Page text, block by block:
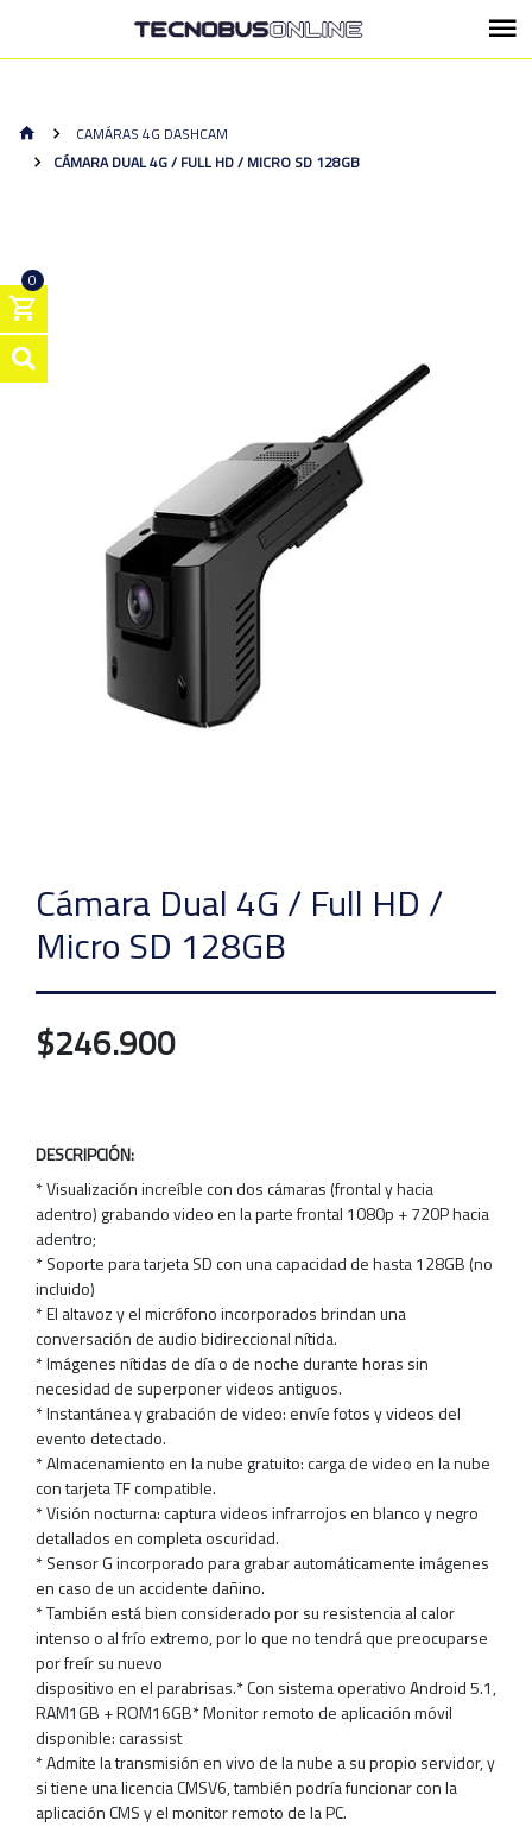
0
CAMÁRAS 4G DASHCAM
CÁMARA DUAL 4G / FULL HD / MICRO SD 128GB
Cámara Dual 4G / Full HD /
Micro SD 128GB
$246.900
DESCRIPCIÓN:
* Visualización increíble con dos cámaras (frontal y hacia
adentro) grabando video en la parte frontal 1080p + 720P hacia
adentro;
* Soporte para tarjeta SD con una capacidad de hasta 128GB (no
incluido)
* El altavoz y el micrófono incorporados brindan una
conversación de audio bidireccional nítida.
* Imágenes nítidas de día o de noche durante horas sin
necesidad de superponer videos antiguos.
* Instantánea y grabación de video: envíe fotos y videos del
evento detectado.
* Almacenamiento en la nube gratuito: carga de video en la nube
con tarjeta TF compatible.
* Visión nocturna: captura videos infrarrojos en blanco y negro
detallados en completa oscuridad.
* Sensor G incorporado para grabar automáticamente imágenes
en caso de un accidente dañino.
* También está bien considerado por su resistencia al calor
intenso o al frío extremo, por lo que no tendrá que preocuparse
por freír su nuevo
dispositivo en el parabrisas.* Con sistema operativo Android 5.1,
RAM1GB + ROM16GB* Monitor remoto de aplicación móvil
disponible: carassist
* Admite la transmisión en vivo de la nube a su propio servidor, y
si tiene una licencia CMSV6, también podría funcionar con la
aplicación CMS y el monitor remoto de la PC.